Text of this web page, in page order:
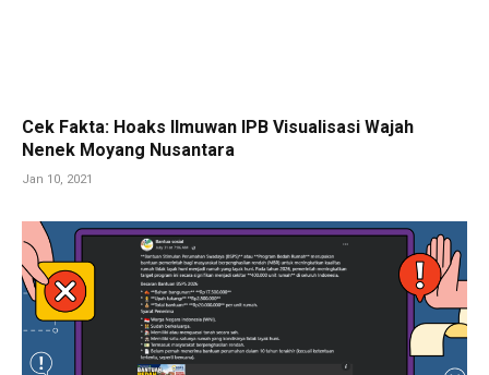
Cek Fakta: Hoaks Ilmuwan IPB Visualisasi Wajah
Nenek Moyang Nusantara
Jan 10, 2021